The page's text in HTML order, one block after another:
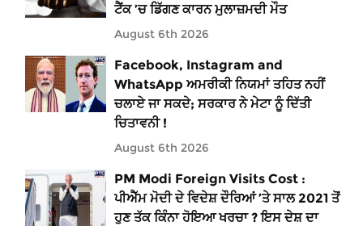
ਟੈਂਕ ’ਚ ਡਿੱਗਣ ਕਾਰਨ ਮੁਲਾਜ਼ਮਦੀ ਮੌਤ
August 6th 2026
Facebook, Instagram and
WhatsApp ਅਮਰੀਕੀ ਨਿਯਮਾਂ ਤਹਿਤ ਨਹੀਂ
ਚਲਾਏ ਜਾ ਸਕਦੇ; ਸਰਕਾਰ ਨੇ ਮੇਟਾ ਨੂੰ ਦਿੱਤੀ
ਚਿਤਾਵਨੀ !
August 6th 2026
PM Modi Foreign Visits Cost :
ਪੀਐੱਮ ਮੋਦੀ ਦੇ ਵਿਦੇਸ਼ ਦੌਰਿਆਂ ’ਤੇ ਸਾਲ 2021 ਤੋਂ
ਹੁਣ ਤੱਕ ਕਿੰਨਾ ਹੋਇਆ ਖਰਚਾ ? ਇਸ ਦੇਸ਼ ਦਾ